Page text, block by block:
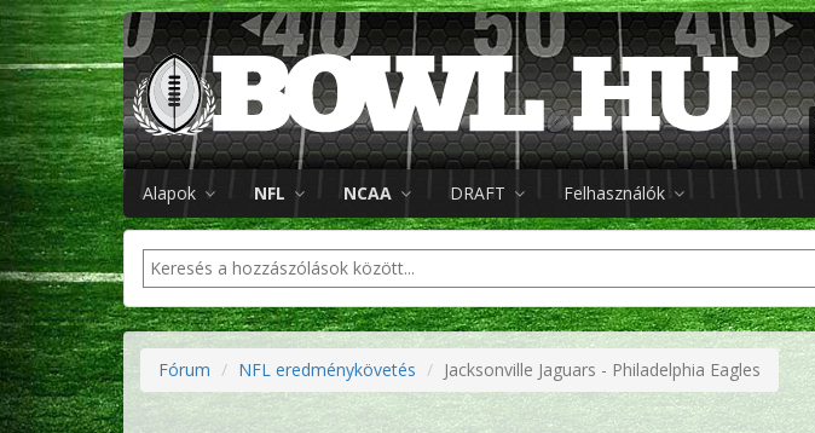
Alapok NFL NCAA DRAFT Felhasználók
Fórum NFL eredménykövetés Jacksonville Jaguars - Philadelphia Eagles